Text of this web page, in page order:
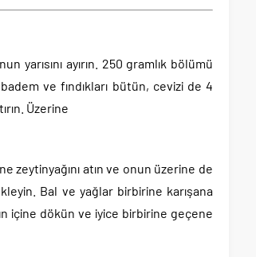
yarısını ayırın. 250 gramlık bölümü
ve fındıkları bütün, cevizi de 4
Üzerine
zeytinyağını atın ve onun üzerine de
Bal ve yağlar birbirine karışana
içine dökün ve iyice birbirine geçene